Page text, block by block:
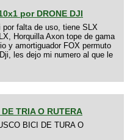
por DRONE DJI
por falta de uso, tiene SLX
Horquilla Axon tope de gama
y amortiguador FOX permuto
les dejo mi numero al que le
TRIA O RUTERA
BICI DE TURA O